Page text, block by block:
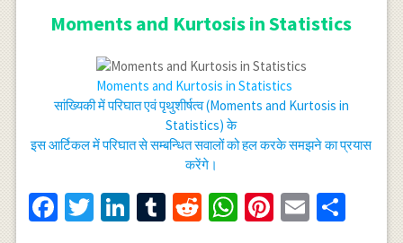
Moments and Kurtosis in Statistics
Moments and Kurtosis in Statistics
सांख्यिकी में परिघात एवं पृथुशीर्षत्व (Moments and Kurtosis in
Statistics) के
इस आर्टिकल में परिघात से सम्बन्धित सवालों को हल करके समझने का प्रयास
करेंगे।
Facebook
Twitter
LinkedIn
Tumblr
RedditWhatsApp
Pinterest
Email